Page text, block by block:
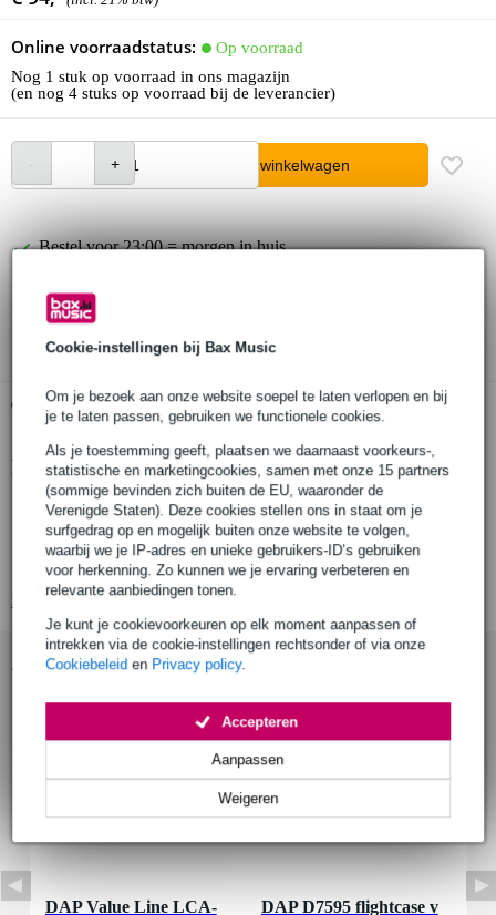
Cookie-instellingen bij Bax Music
Om je bezoek aan onze website soepel te laten verlopen en bij
je te laten passen, gebruiken we functionele cookies.
Als je toestemming geeft, plaatsen we daarnaast voorkeurs-,
statistische en marketingcookies, samen met onze 15 partners
(sommige bevinden zich buiten de EU, waaronder de
Verenigde Staten). Deze cookies stellen ons in staat om je
surfgedrag op en mogelijk buiten onze website te volgen,
waarbij we je IP-adres en unieke gebruikers-ID’s gebruiken
voor herkenning. Zo kunnen we je ervaring verbeteren en
relevante aanbiedingen tonen.
Je kunt je cookievoorkeuren op elk moment aanpassen of
intrekken via de cookie-instellingen rechtsonder of via onze
Cookiebeleid en Privacy policy.
Weigeren
Aanpassen
Accepteren
Online voorraadstatus:
Op voorraad
Nog 1 stuk op voorraad in ons magazijn
(en nog 4 stuks op voorraad bij de leverancier)
In winkelwagen
Bestel voor 23:00 = morgen in huis
3 jaar Bax Music garantie
Gratis ophalen in de winkel
Productinformatie
krachtige LED bar
240 x 10mm LEDs (96 rood, 72 groen, 72 blauw)
lumens : 800
Bekijk alle productspecificaties
Accessoires (2)
DAP Value Line LCA-
DAP D7595 flightcase v